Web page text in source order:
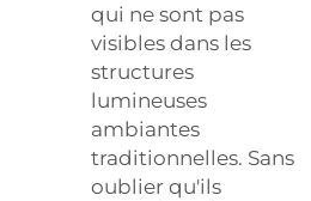
qui ne sont pas
visibles dans les
structures
lumineuses
ambiantes
traditionnelles. Sans
oublier qu'ils